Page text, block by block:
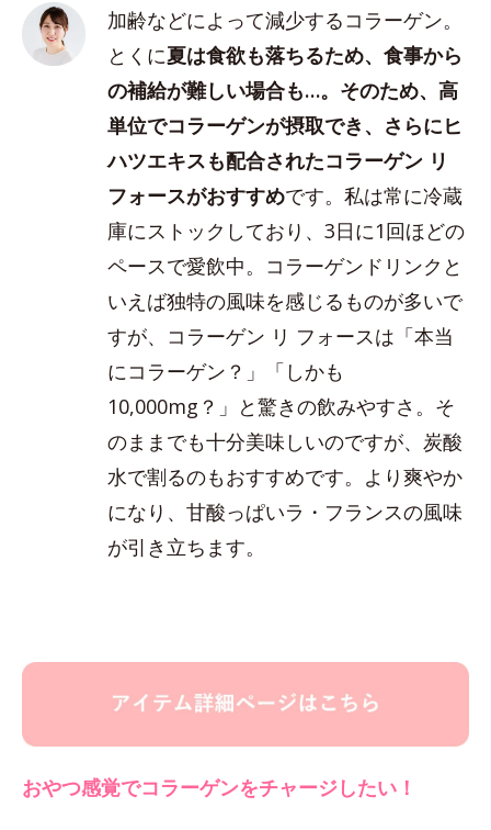
加齢などによって減少するコラーゲン。
とくに夏は食欲も落ちるため、食事から
の補給が難しい場合も…。そのため、高
単位でコラーゲンが摂取でき、さらにヒ
ハツエキスも配合されたコラーゲン リ
フォースがおすすめです。私は常に冷蔵
庫にストックしており、3日に1回ほどの
ペースで愛飲中。コラーゲンドリンクと
いえば独特の風味を感じるものが多いで
すが、コラーゲン リ フォースは「本当
にコラーゲン？」「しかも
10,000mg？」と驚きの飲みやすさ。そ
のままでも十分美味しいのですが、炭酸
水で割るのもおすすめです。より爽やか
になり、甘酸っぱいラ・フランスの風味
が引き立ちます。
おやつ感覚でコラーゲンをチャージしたい！